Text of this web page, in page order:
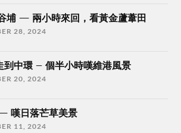
埔 — 兩小時來回，看黃金蘆葦田
28, 2024
到中環 – 個半小時嘆維港風景
20, 2024
嘆日落芒草美景
11, 2024